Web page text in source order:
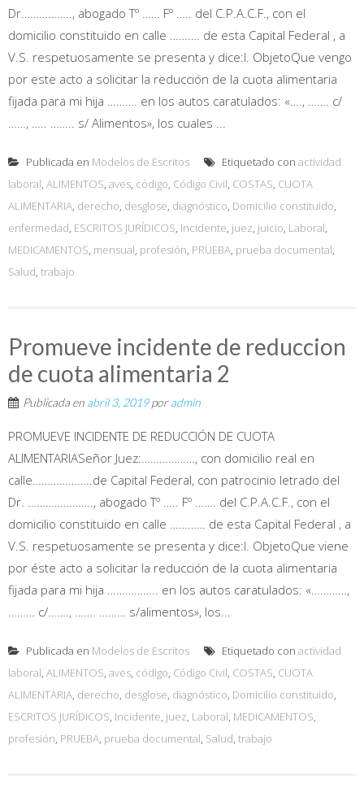
Dr…………….., abogado Tº …… Fº ….. del C.P.A.C.F., con el
domicilio constituido en calle ………. de esta Capital Federal , a
V.S. respetuosamente se presenta y dice:I. ObjetoQue vengo
por este acto a solicitar la reducción de la cuota alimentaria
fijada para mi hija ………. en los autos caratulados: «…., ……. c/
……, ….. …….. s/ Alimentos», los cuales ...
Publicada en Modelos de Escritos Etiquetado con actividad
laboral, ALIMENTOS, aves, código, Código Civil, COSTAS, CUOTA
ALIMENTARIA, derecho, desglose, diagnóstico, Domicilio constituido,
enfermedad, ESCRITOS JURÍDICOS, Incidente, juez, juicio, Laboral,
MEDICAMENTOS, mensual, profesión, PRUEBA, prueba documental,
Salud, trabajo
Promueve incidente de reduccion
de cuota alimentaria 2
Publicada en abril 3, 2019poradmin
PROMUEVE INCIDENTE DE REDUCCIÓN DE CUOTA
ALIMENTARIASeñor Juez:………………, con domicilio real en
calle………………..de Capital Federal, con patrocinio letrado del
Dr. …………………., abogado Tº ….. Fº ……. del C.P.A.C.F., con el
domicilio constituido en calle ………… de esta Capital Federal , a
V.S. respetuosamente se presenta y dice:I. ObjetoQue viene
por éste acto a solicitar la reducción de la cuota alimentaria
fijada para mi hija …………….. en los autos caratulados: «…………,
……… c/……., ……. ……… s/alimentos», los...
Publicada en Modelos de Escritos Etiquetado con actividad
laboral, ALIMENTOS, aves, código, Código Civil, COSTAS, CUOTA
ALIMENTARIA, derecho, desglose, diagnóstico, Domicilio constituido,
ESCRITOS JURÍDICOS, Incidente, juez, Laboral, MEDICAMENTOS,
profesión, PRUEBA, prueba documental, Salud, trabajo